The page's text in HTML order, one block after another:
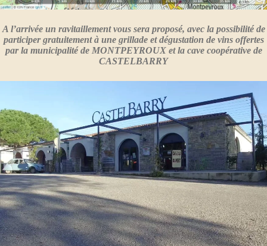
A l’arrivée un ravitaillement vous sera proposé, avec la possibilité de
participer gratuitement à une grillade et dégustation de vins offertes
par la municipalité de MONTPEYROUX et la cave coopérative de
CASTELBARRY